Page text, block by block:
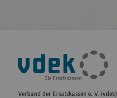
Fußleisten-
Navigation
Verband der Ersatzkassen e. V. (vdek)